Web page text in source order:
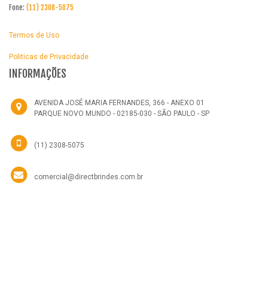
Fone: (11) 2308-5075
Termos de Uso
Politicas de Privacidade
INFORMAÇÕES
AVENIDA JOSÉ MARIA FERNANDES, 366 - ANEXO 01
PARQUE NOVO MUNDO - 02185-030 - SÃO PAULO - SP
(11) 2308-5075
comercial@directbrindes.com.br